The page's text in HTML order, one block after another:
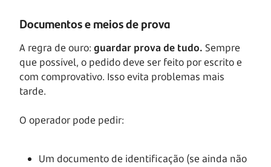
Documentos e meios de prova
A regra de ouro: guardar prova de tudo. Sempre
que possível, o pedido deve ser feito por escrito e
com comprovativo. Isso evita problemas mais
tarde.
O operador pode pedir:
Um documento de identificação (se ainda não